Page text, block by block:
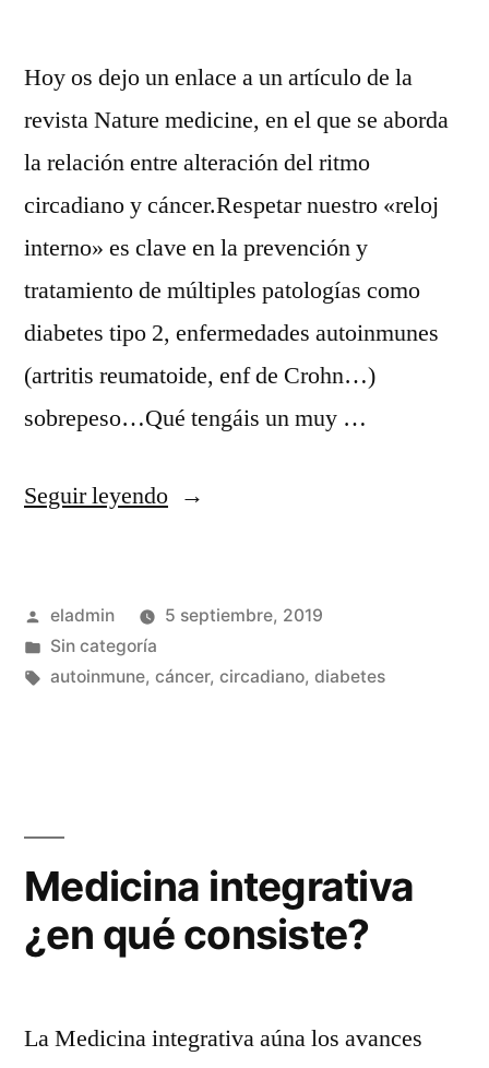
Hoy os dejo un enlace a un artículo de la
revista Nature medicine, en el que se aborda
la relación entre alteración del ritmo
circadiano y cáncer.Respetar nuestro «reloj
interno» es clave en la prevención y
tratamiento de múltiples patologías como
diabetes tipo 2, enfermedades autoinmunes
(artritis reumatoide, enf de Crohn…)
sobrepeso…Qué tengáis un muy …
Seguir leyendo«Ritmo
cáncer»
Publicado
por
eladmin
5 septiembre, 2019
Publicado
en
Sin categoría
Etiquetas:
autoinmune, cáncer, circadiano, diabetes
Medicina integrativa
¿en qué consiste?
La Medicina integrativa aúna los avances